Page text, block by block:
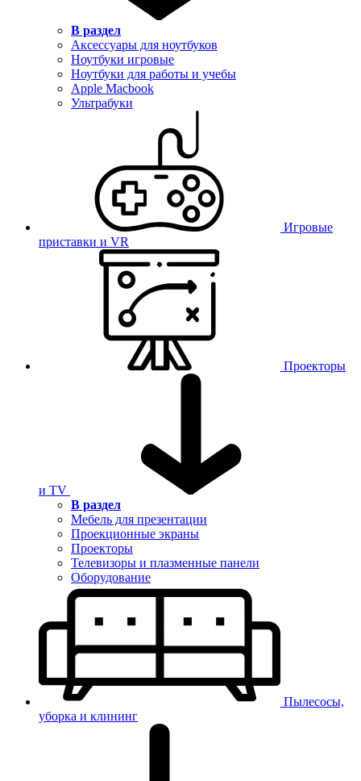
В раздел
Аксессуары для ноутбуков
Ноутбуки игровые
Ноутбуки для работы и учебы
Apple Macbook
Ультрабуки
Игровые
приставки и VR
Проекторы
и TV
В раздел
Мебель для презентации
Проекционные экраны
Проекторы
Телевизоры и плазменные панели
Оборудование
Пылесосы,
уборка и клининг